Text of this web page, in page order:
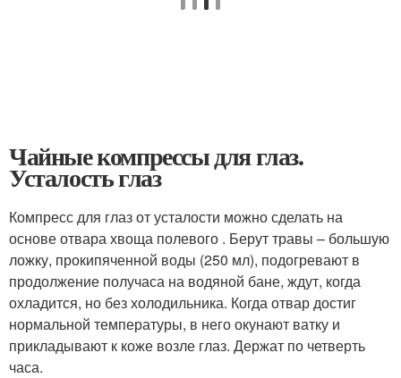
Чайные компрессы для глаз.
Усталость глаз
Компресс для глаз от усталости можно сделать на
основе отвара хвоща полевого . Берут травы – большую
ложку, прокипяченной воды (250 мл), подогревают в
продолжение получаса на водяной бане, ждут, когда
охладится, но без холодильника. Когда отвар достиг
нормальной температуры, в него окунают ватку и
прикладывают к коже возле глаз. Держат по четверть
часа.